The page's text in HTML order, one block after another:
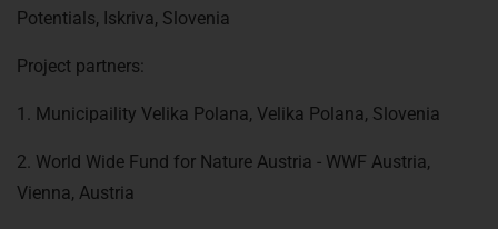
Potentials, Iskriva, Slovenia
Project partners:
1. Municipaility Velika Polana, Velika Polana, Slovenia
2. World Wide Fund for Nature Austria - WWF Austria,
Vienna, Austria